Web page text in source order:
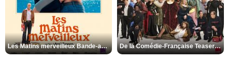
Les Matins merveilleux Bande-annonce VF De la Comédie-Française Teaser VF